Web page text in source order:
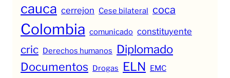
cauca cerrejon Cese bilateral coca
Colombia comunicado constituyente
cric Derechos humanos Diplomado
Documentos Drogas ELN EMC